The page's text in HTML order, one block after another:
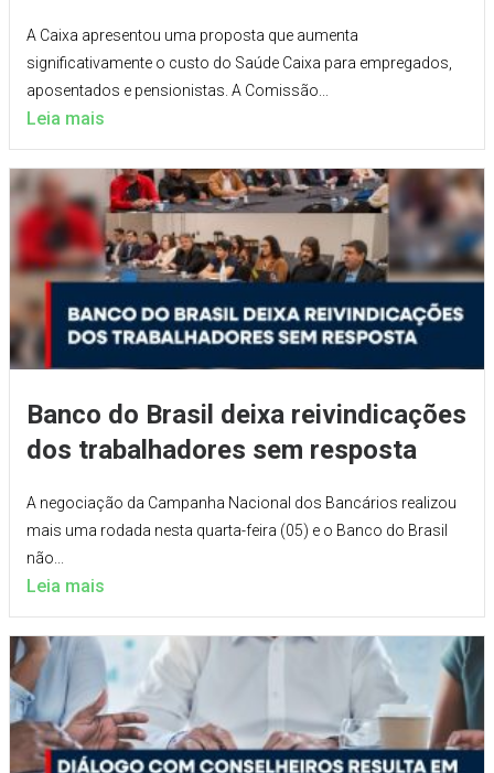
A Caixa apresentou uma proposta que aumenta
significativamente o custo do Saúde Caixa para empregados,
aposentados e pensionistas. A Comissão...
Leia mais
Banco do Brasil deixa reivindicações
dos trabalhadores sem resposta
A negociação da Campanha Nacional dos Bancários realizou
mais uma rodada nesta quarta-feira (05) e o Banco do Brasil
não...
Leia mais